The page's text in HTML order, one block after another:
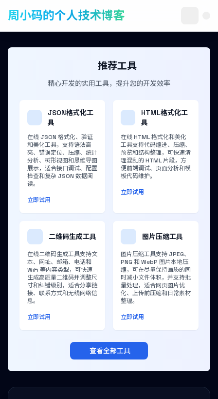
周小码的个人技术博客
推荐工具
精心开发的实用工具，提升您的开发效率
JSON格式化工
具
在线 JSON 格式化、验证
和美化工具，支持语法高
亮、错误定位、压缩、统计
分析、树形视图和思维导图
展示，适合接口调试、配置
检查和复杂 JSON 数据阅
读。
立即试用
HTML格式化工
具
在线 HTML 格式化和美化
工具支持代码缩进、压缩、
预览和结构整理，可快速清
理混乱的 HTML 片段，方
便前端调试、页面分析和模
板代码维护。
立即试用
二维码生成工具
在线二维码生成工具支持文
本、网址、邮箱、电话和
WiFi 等内容类型，可快速
生成高质量二维码并调整尺
寸和纠错级别，适合分享链
接、联系方式和无线网络信
息。
立即试用
图片压缩工具
图片压缩工具支持 JPEG、
PNG 和 WebP 图片本地压
缩，可在尽量保持画质的同
时减小文件体积，并支持批
量处理，适合网页图片优
化、上传前压缩和日常素材
整理。
立即试用
查看全部工具